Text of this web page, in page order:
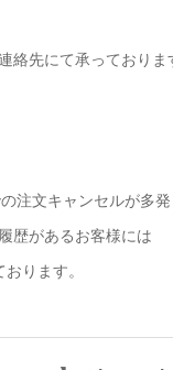
絡先にて承っておりま
注文キャンセルが多発
歴があるお客様には
ります。